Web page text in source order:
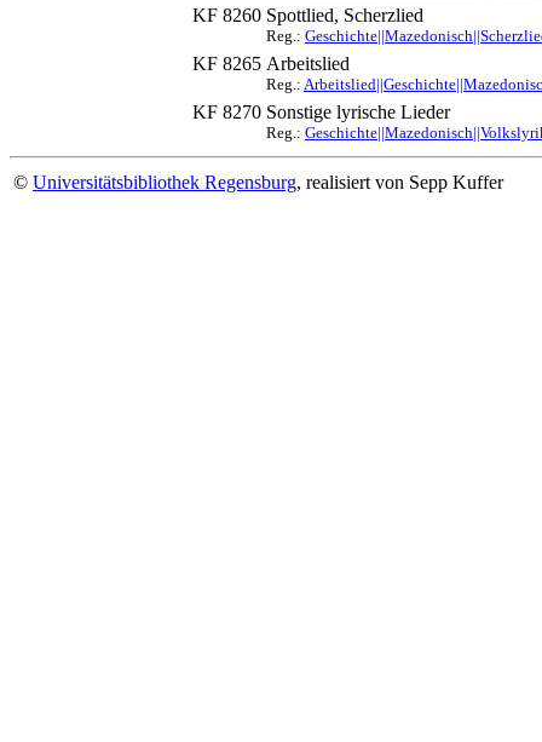
KF 8260 Spottlied, Scherzlied
Reg.:
KF 8265 Arbeitslied
Reg.:
KF 8270 Sonstige lyrische Lieder
Reg.:
© Universitätsbibliothek Regensburg, realisiert von Sepp Kuffer